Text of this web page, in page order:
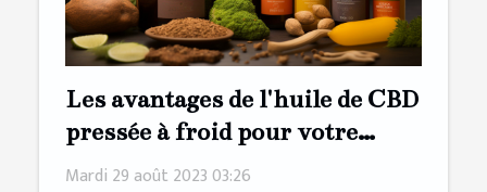
Les avantages de l'huile de CBD
pressée à froid pour votre
bien-être
Mardi 29 août 2023 03:26